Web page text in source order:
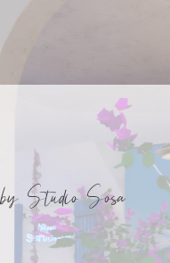
by Studio Sosa